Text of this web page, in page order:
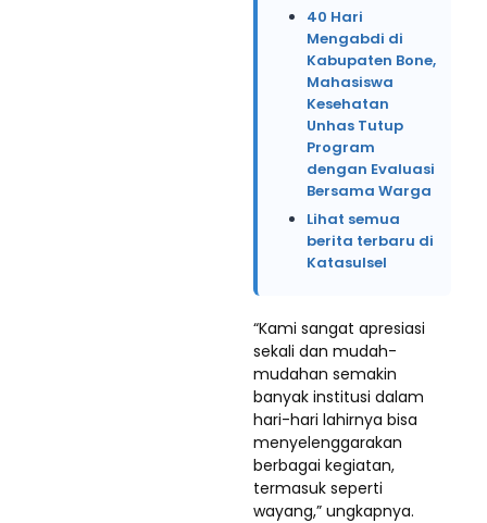
40 Hari
Mengabdi di
Kabupaten Bone,
Mahasiswa
Kesehatan
Unhas Tutup
Program
dengan Evaluasi
Bersama Warga
Lihat semua
berita terbaru di
Katasulsel
“Kami sangat apresiasi
sekali dan mudah-
mudahan semakin
banyak institusi dalam
hari-hari lahirnya bisa
menyelenggarakan
berbagai kegiatan,
termasuk seperti
wayang,” ungkapnya.